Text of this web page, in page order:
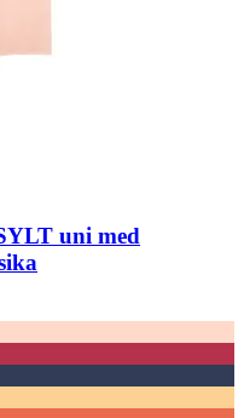
uni med